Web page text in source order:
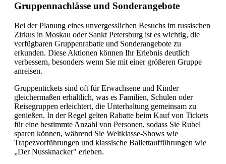
Gruppennachlässe und Sonderangebote
Bei der Planung eines unvergesslichen Besuchs im russischen
Zirkus in Moskau oder Sankt Petersburg ist es wichtig, die
verfügbaren Gruppenrabatte und Sonderangebote zu
erkunden. Diese Aktionen können Ihr Erlebnis deutlich
verbessern, besonders wenn Sie mit einer größeren Gruppe
anreisen.
Gruppentickets sind oft für Erwachsene und Kinder
gleichermaßen erhältlich, was es Familien, Schulen oder
Reisegruppen erleichtert, die Unterhaltung gemeinsam zu
genießen. In der Regel gelten Rabatte beim Kauf von Tickets
für eine bestimmte Anzahl von Personen, sodass Sie Rubel
sparen können, während Sie Weltklasse-Shows wie
Trapezvorführungen und klassische Ballettaufführungen wie
„Der Nussknacker" erleben.